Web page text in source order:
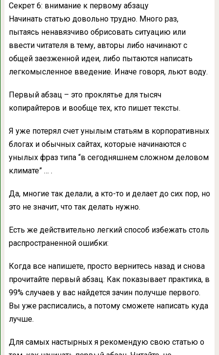
Секрет 6: внимание к первому абзацу
Начинать статью довольно трудно. Много раз,
пытаясь ненавязчиво обрисовать ситуацию или
ввести читателя в тему, авторы либо начинают с
общей заезженной идеи, либо пытаются написать
легкомысленное введение. Иначе говоря, льют воду.
Первый абзац – это проклятье для тысяч
копирайтеров и вообще тех, кто пишет тексты.
Я уже потерял счет унылым статьям в корпоративных
блогах и обычных сайтах, которые начинаются с
унылых фраз типа “в сегодняшнем сложном деловом
климате” … .
Да, многие так делали, а кто-то и делает до сих пор, но
это не значит, что так делать нужно.
Есть же действительно легкий способ избежать столь
распространенной ошибки:
Когда все напишете, просто вернитесь назад и снова
прочитайте первый абзац. Как показывает практика, в
99% случаев у вас найдется зачин получше первого.
Вы уже расписались, а потому сможете написать куда
лучше.
Для самых настырных я рекомендую свою статью о